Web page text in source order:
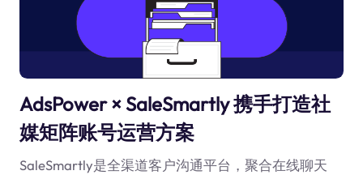
AdsPower × SaleSmartly 携手打造社
媒矩阵账号运营方案
SaleSmartly是全渠道客户沟通平台，聚合在线聊天